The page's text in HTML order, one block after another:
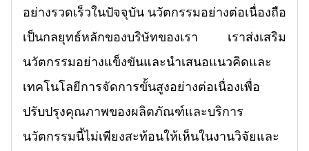
อย่างรวดเร็วในปัจจุบัน นวัตกรรมอย่างต่อเนื่องถือ
เป็นกลยุทธ์หลักของบริษัทของเรา เราส่งเสริม
นวัตกรรมอย่างแข็งขันและนำเสนอแนวคิดและ
เทคโนโลยีการจัดการขั้นสูงอย่างต่อเนื่องเพื่อ
ปรับปรุงคุณภาพของผลิตภัณฑ์และบริการ
นวัตกรรมนี้ไม่เพียงสะท้อนให้เห็นในงานวิจัยและ